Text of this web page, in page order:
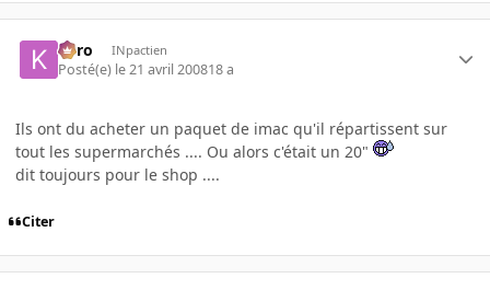
kyro INpactien
Posté(e) le 21 avril 200818 a
Ils ont du acheter un paquet de imac qu'il répartissent sur
tout les supermarchés .... Ou alors c'était un 20"
dit toujours pour le shop ....
Citer